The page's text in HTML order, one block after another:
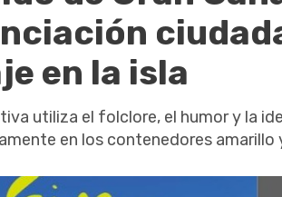
en la isla
utiliza el folclore, el humor y la
en los contenedores amarillo